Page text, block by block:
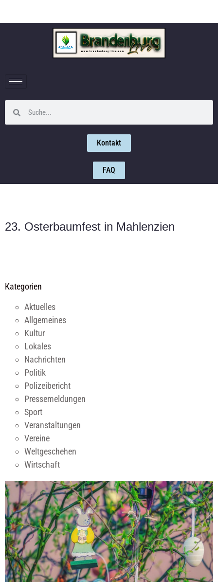
Kontakt
FAQ
23. Osterbaumfest in Mahlenzien
Kategorien
Aktuelles
Allgemeines
Kultur
Lokales
Nachrichten
Politik
Polizeibericht
Pressemeldungen
Sport
Veranstaltungen
Vereine
Weltgeschehen
Wirtschaft